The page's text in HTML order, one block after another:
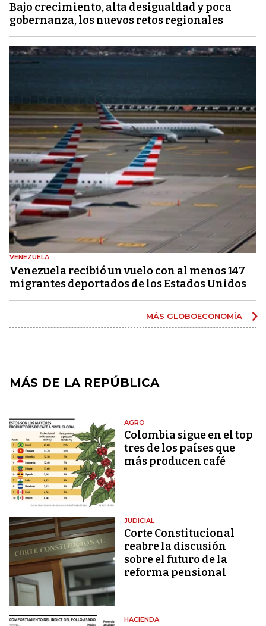
Bajo crecimiento, alta desigualdad y poca
gobernanza, los nuevos retos regionales
VENEZUELA
Venezuela recibió un vuelo con al menos 147
migrantes deportados de los Estados Unidos
MÁS GLOBOECONOMÍA
MÁS DE LA REPÚBLICA
AGRO
Colombia sigue en el top
tres de los países que
más producen café
JUDICIAL
Corte Constitucional
reabre la discusión
sobre el futuro de la
reforma pensional
HACIENDA